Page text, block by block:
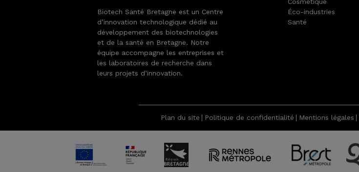
Biotech Santé Bretagne est un Centre
d’innovation technologique dédié au
développement des biotechnologies
et de la santé en Bretagne. Notre
équipe accompagne les entreprises et
les laboratoires de recherche dans
leurs projets d’innovation.
Éco-industries
Santé
Plan du site Politique de confidentialité Mentions légales